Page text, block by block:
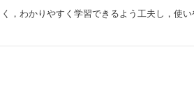
，わかりやすく学習できるよう工夫し，使い